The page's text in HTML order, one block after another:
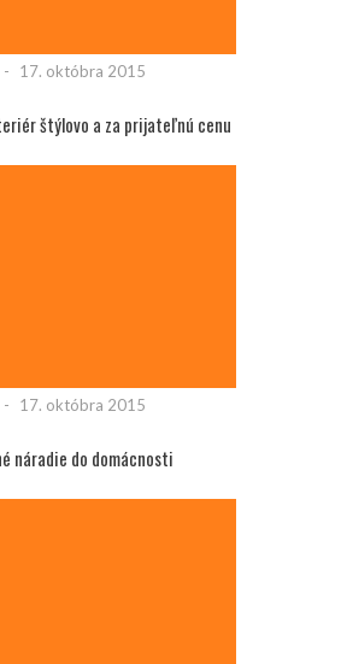
- 17. októbra 2015
štýlovo a za prijateľnú cenu
- 17. októbra 2015
náradie do domácnosti